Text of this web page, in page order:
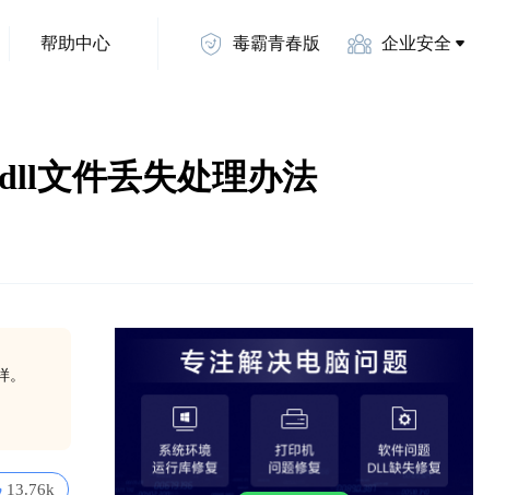
帮助中心 毒霸青春版 企业安全
文件丢失处理办法
13.76k